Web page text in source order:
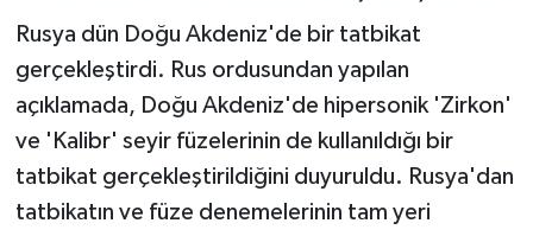
Rusya dün Doğu Akdeniz'de bir tatbikat
gerçekleştirdi. Rus ordusundan yapılan
açıklamada, Doğu Akdeniz'de hipersonik 'Zirkon'
ve 'Kalibr' seyir füzelerinin de kullanıldığı bir
tatbikat gerçekleştirildiğini duyuruldu. Rusya'dan
tatbikatın ve füze denemelerinin tam yeri